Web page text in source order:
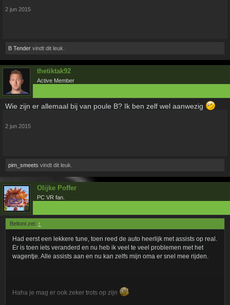
2 jun 2015
B Tender vindt dit leuk.
thetiktak92
Active Member
Wie zijn er allemaal bij van poule B? Ik ben zelf wel aanwezig
2 jun 2015
pim_smeets vindt dit leuk.
Olijke Poffer
PC VR fan.
Beltoni zei: ↑
Had eerst een lekkere tune, toen reed de auto heerlijk met assists op real.
Er is toen iets veranderd en nu heb ik veel te veel problemen met het
wagentje. Alle assists aan en nu kan zelfs mijn oma er snel mee rijden.
Haha je mag er ook zeker trots op zijn